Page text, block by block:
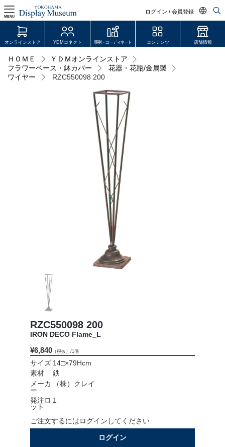
ログイン / 会員登録
日本語
MENU
ログイン・会員登録
オンラインストア
JDCA(ディスプレイスクール)
お問い合わせ
プライバシーポリシー
OFFICIAL SNS
オンラインストア YDMコネクト 事例・コーディネート コンテンツ 店舗情報
ＨＯＭＥ
ＹＤＭオンラインストア
フラワーベース・鉢カバー
花器・花瓶/金属製
ワイヤー
RZC550098 200
RZC550098 200
IRON DECO Flame_L
¥6,840（税抜）/1個
サイズ 14□×79Hcm
素材
鉄
メーカ
ー
（株）クレイ
発注ロ
ット
1
ご注文するにはログインしてください
ログイン